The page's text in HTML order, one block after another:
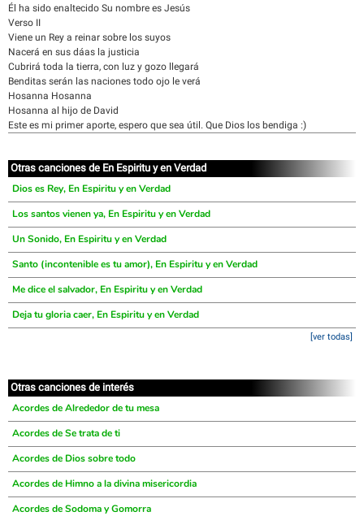
Él ha sido enaltecido Su nombre es Jesús
Verso II
Viene un Rey a reinar sobre los suyos
Nacerá en sus dáas la justicia
Cubrirá toda la tierra, con luz y gozo llegará
Benditas serán las naciones todo ojo le verá
Hosanna Hosanna
Hosanna al hijo de David
Este es mi primer aporte, espero que sea útil. Que Dios los bendiga :)
Otras canciones de En Espiritu y en Verdad
Dios es Rey, En Espiritu y en Verdad
Los santos vienen ya, En Espiritu y en Verdad
Un Sonido, En Espiritu y en Verdad
Santo (incontenible es tu amor), En Espiritu y en Verdad
Me dice el salvador, En Espiritu y en Verdad
Deja tu gloria caer, En Espiritu y en Verdad
[ver todas]
Otras canciones de interés
Acordes de Alrededor de tu mesa
Acordes de Se trata de ti
Acordes de Dios sobre todo
Acordes de Himno a la divina misericordia
Acordes de Sodoma y Gomorra